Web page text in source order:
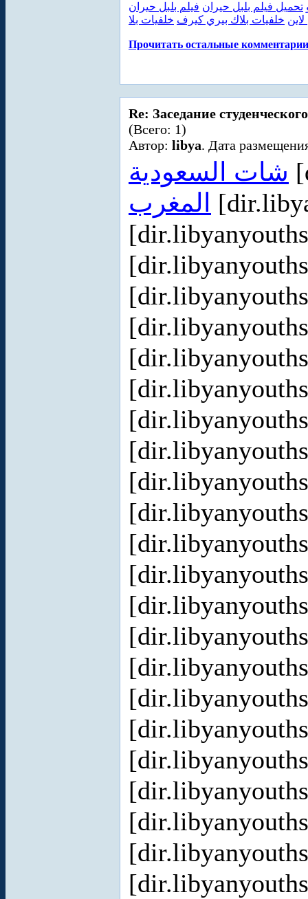
تحميل فيلم بلبل حيران فيلم بلبل حيران
خلفيات بلاك بيري كيرف خلفيات بلا
Прочитать остальные
Re: Заседание
(Всего: 1)
Автор: libya. Дата
شات السعودية
المغرب